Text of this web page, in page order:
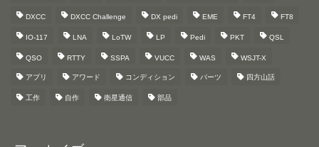
DXCC DXCC Challenge DX pedi EME FT4 FT8
IO-117 LNA LoTW LP Pedi PKT QSL
QSO RTTY SSPA VUCC WAS WSJT-X
アプリ アワード コンディション パーツ 四方山話
工作 自作 衛星通信 部品